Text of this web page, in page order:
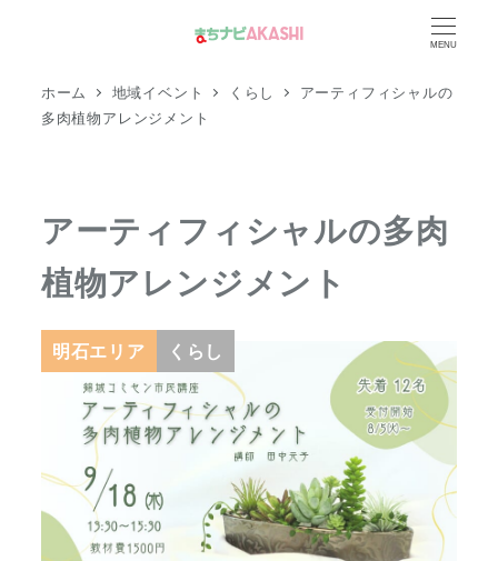
MENU
ホーム 地域イベント くらし
アーティフィシャルの
多肉植物アレンジメント
アーティフィシャルの多肉
植物アレンジメント
明石エリア くらし